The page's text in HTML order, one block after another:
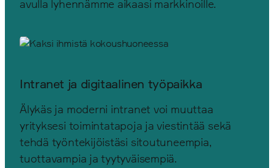
avulla lyhennämme aikaasi markkinoille.
Intranet ja digitaalinen työpaikka
Älykäs ja moderni intranet voi muuttaa
yrityksesi toimintatapoja ja viestintää sekä
tehdä työntekijöistäsi sitoutuneempia,
tuottavampia ja tyytyväisempiä.